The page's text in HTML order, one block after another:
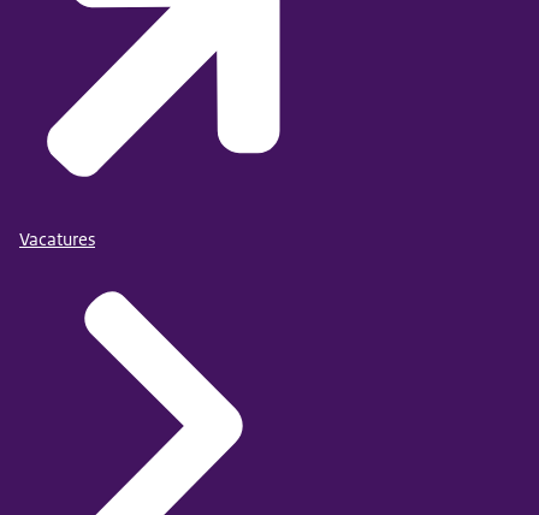
Vacatures